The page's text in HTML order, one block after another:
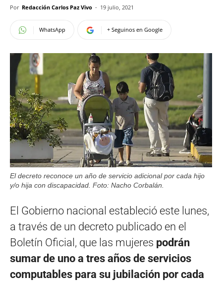
Por Redacción Carlos Paz Vivo - 19 julio, 2021
WhatsApp + Seguinos en Google
El decreto reconoce un año de servicio adicional por cada hijo
y/o hija con discapacidad. Foto: Nacho Corbalán.
El Gobierno nacional estableció este lunes,
a través de un decreto publicado en el
Boletín Oficial, que las mujeres podrán
sumar de uno a tres años de servicios
computables para su jubilación por cada